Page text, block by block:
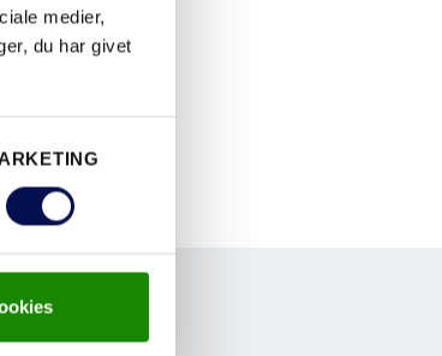
medier,
du har givet